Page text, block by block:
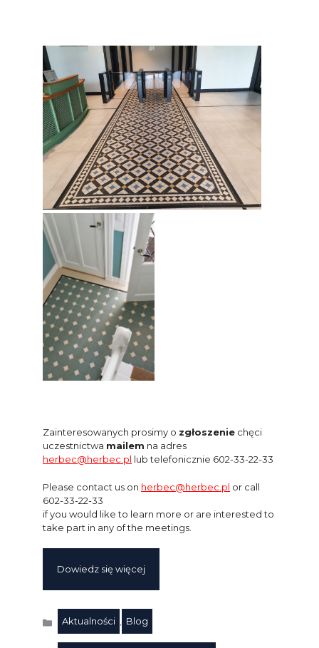
Zainteresowanych prosimy o zgłoszenie chęci
uczestnictwa mailem na adres
herbec@herbec.pl lub telefonicznie 602-33-22-33
Please contact us on herbec@herbec.pl or call
602-33-22-33
if you would like to learn more or are interested to
take part in any of the meetings.
Dowiedz się więcej
Kategorie
Aktualności , Blog